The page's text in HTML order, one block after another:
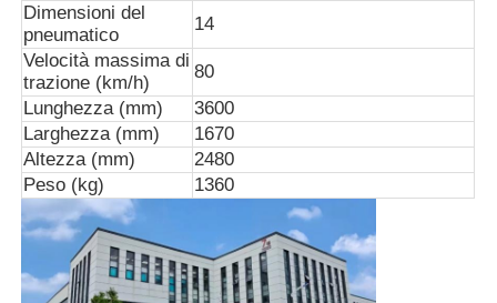
Dimensioni del
pneumatico
14
Velocità massima di
trazione (km/h)
80
Lunghezza (mm)
3600
Larghezza (mm)
1670
Altezza (mm)
2480
Peso (kg)
1360